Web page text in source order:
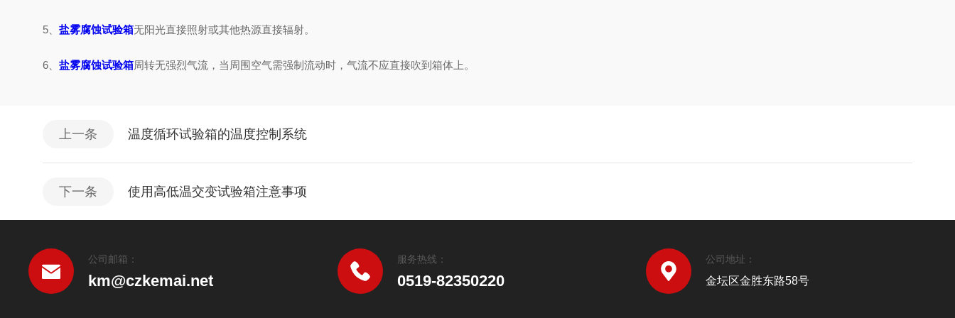
5、 盐雾腐蚀试验箱无阳光直接照射或其他热源直接辐射。
6、 盐雾腐蚀试验箱周转无强烈气流，当周围空气需强制流动时，气流不应直接吹到箱体上。
上一条 温度循环试验箱的温度控制系统
下一条 使用高低温交变试验箱注意事项
公司邮箱：
km@czkemai.net
服务热线：
0519-82350220
公司地址：
金坛区金胜东路58号